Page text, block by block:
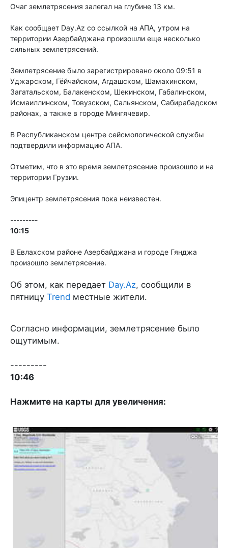
Очаг землетрясения залегал на глубине 13 км.
Как сообщает Day.Az со ссылкой на АПА, утром на
территории Азербайджана произошли еще несколько
сильных землетрясений.
Землетрясение было зарегистрировано около 09:51 в
Уджарском, Гёйчайском, Агдашском, Шамахинском,
Загатальском, Балакенском, Шекинском, Габалинском,
Исмаиллинском, Товузском, Сальянском, Сабирабадском
районах, а также в городе Мингячевир.
В Республиканском центре сейсмологической службы
подтвердили информацию АПА.
Отметим, что в это время землетрясение произошло и на
территории Грузии.
Эпицентр землетрясения пока неизвестен.
---------
10:15
В Евлахском районе Азербайджана и городе Гянджа
произошло землетрясение.
Об этом, как передает Day.Az, сообщили в
пятницу Trend местные жители.
Согласно информации, землетрясение было
ощутимым.
---------
10:46
Нажмите на карты для увеличения: